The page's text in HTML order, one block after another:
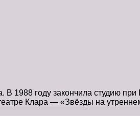
1988 году закончила студию
Клара — «Звёзды на